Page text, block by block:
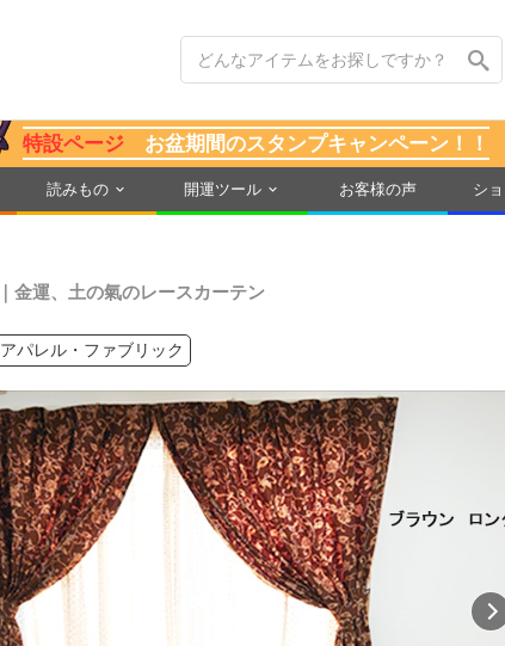
特設ページ お盆期間のスタンプキャンペーン！！
読みもの 開運ツール お客様の声 シ
｜金運、土の氣のレースカーテン
アパレル・ファブリック